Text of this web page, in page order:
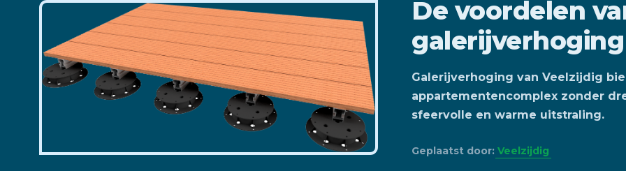
De voordelen
galerijverhoging
Galerijverhoging van Veelzijdig
appartementencomplex zonder
sfeervolle en warme uitstraling.
Geplaatst door:Veelzijdig